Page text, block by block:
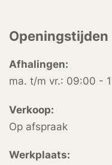
Openingstijden
Afhalingen:
ma. t/m vr.: 09:00 -
Verkoop:
Op afspraak
Werkplaats: